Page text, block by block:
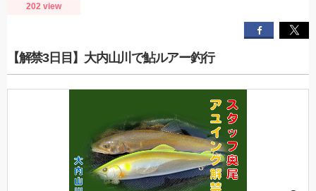
202 view
【解禁3日目】大内山川で鮎ルアー釣行